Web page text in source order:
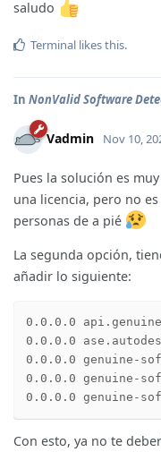
saludo
Terminal likes this.
In NonValid Software
Vadmin Nov 10,
Pues la solución es
una licencia, pero no
personas de a pié
La segunda opción,
añadir lo siguiente:
0.0.0.0
0.0.0.0
0.0.0.0 genuine-
0.0.0.0 genuine-
0.0.0.0 genuine-
Con esto, ya no te